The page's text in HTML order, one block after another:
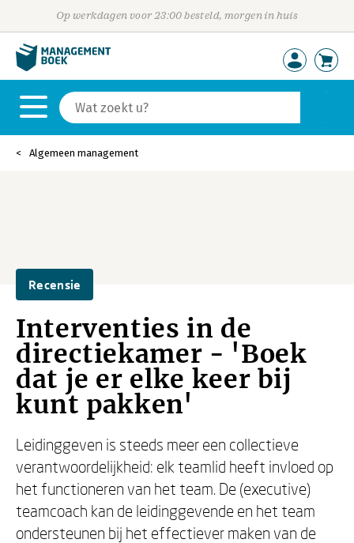
Op werkdagen voor 23:00 besteld, morgen in huis
Algemeen management
Recensie
Interventies in de
directiekamer - 'Boek
dat je er elke keer bij
kunt pakken'
Leidinggeven is steeds meer een collectieve
verantwoordelijkheid: elk teamlid heeft invloed op
het functioneren van het team. De (executive)
teamcoach kan de leidinggevende en het team
ondersteunen bij het effectiever maken van de